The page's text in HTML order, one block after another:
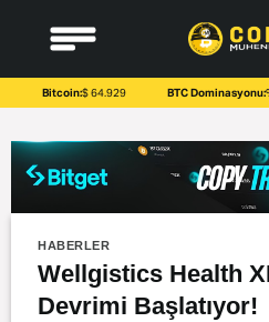
content
Bitcoin:$ 64.929 BTC Dominasyonu:
HABERLER
Wellgistics Health
Devrimi Başlatıyor!